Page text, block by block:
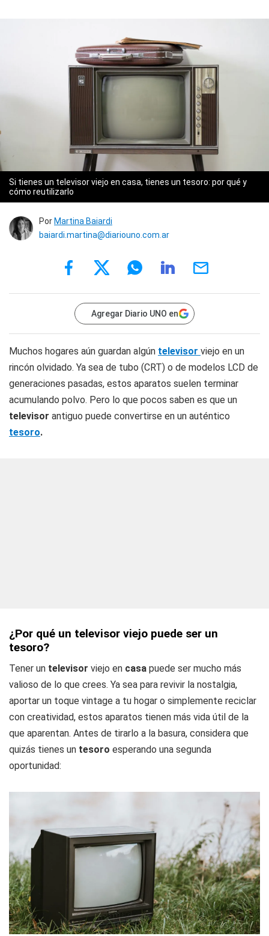
Si tienes un televisor viejo en casa, tienes un tesoro: por qué y
cómo reutilizarlo
Por Martina Baiardi
baiardi.martina@diariouno.com.ar
Agregar Diario UNO en
Muchos hogares aún guardan algún televisor viejo en un
rincón olvidado. Ya sea de tubo (CRT) o de modelos LCD de
generaciones pasadas, estos aparatos suelen terminar
acumulando polvo. Pero lo que pocos saben es que un
televisor antiguo puede convertirse en un auténtico
tesoro.
¿Por qué un televisor viejo puede ser un
tesoro?
Tener un televisor viejo en casa puede ser mucho más
valioso de lo que crees. Ya sea para revivir la nostalgia,
aportar un toque vintage a tu hogar o simplemente reciclar
con creatividad, estos aparatos tienen más vida útil de la
que aparentan. Antes de tirarlo a la basura, considera que
quizás tienes un tesoro esperando una segunda
oportunidad: